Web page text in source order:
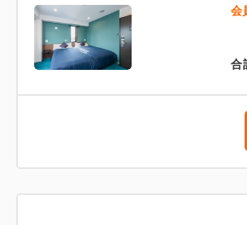
2.領収書の必要な方は宛名をご記入
3.提携駐車場はございません。
4.荷物のお預かりはおこなっていま
会
合